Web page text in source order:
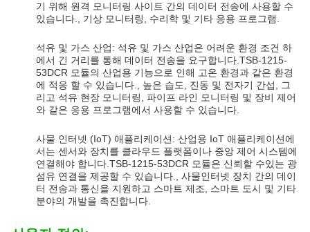
기 위해 원격 모니터링 사이트 간의 데이터 전송에 사용할 수
있습니다., 기상 모니터링, 수리학 및 기타 응용 프로그램.
석유 및 가스 산업: 석유 및 가스 산업은 어려운 환경 조건 하
에서 긴 거리를 통해 데이터 전송을 요구합니다.TSB-1215-
53DCR 모듈의 산업용 기능으로 인해 고온 환경과 같은 환경
에 적응 할 수 있습니다., 높은 습도, 진동 및 전자기 간섭, 그
리고 석유 현장 모니터링, 파이프 라인 모니터링 및 장비 제어
와 같은 응용 프로그램에서 사용할 수 있습니다.
사물 인터넷 (IoT) 애플리케이션: 산업용 IoT 애플리케이션에
서는 센서와 장치를 클라우드 플랫폼이나 중앙 제어 시스템에
연결해야 합니다.TSB-1215-53DCR 모듈은 신뢰할 수있는 광
섬유 연결을 제공할 수 있습니다., 사물인터넷 장치 간의 데이
터 전송과 통신을 지원하고 스마트 제조, 스마트 도시 및 기타
분야의 개발을 촉진합니다.